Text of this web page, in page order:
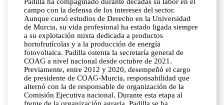
campo con la defensa de los intereses del sector.
Aunque cursó estudios de Derecho en la Universidad
de Murcia, su vida profesional ha estado ligada siempre
a su explotación mixta dedicada a productos
hortofrutícolas y a la producción de energía
fotovoltaica. Padilla ostenta la secretaría general de
COAG a nivel nacional desde octubre de 2021.
Previamente, entre 2012 y 2020, desempeñó el cargo
de presidente de COAG-Murcia, responsabilidad que
alternó con la de responsable de organización de la
Comisión Ejecutiva nacional. Durante esta etapa al